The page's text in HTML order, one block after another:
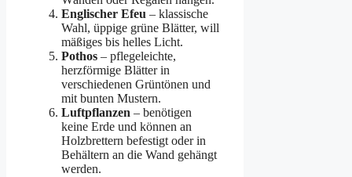
Englischer Efeu – klassische
Wahl, üppige grüne Blätter, will
mäßiges bis helles Licht.
Pothos – pflegeleichte,
herzförmige Blätter in
verschiedenen Grüntönen und
mit bunten Mustern.
Luftpflanzen – benötigen
keine Erde und können an
Holzbrettern befestigt oder in
Behältern an die Wand gehängt
werden.